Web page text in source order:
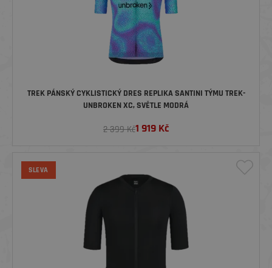
TREK PÁNSKÝ CYKLISTICKÝ DRES REPLIKA SANTINI TÝMU TREK-
UNBROKEN XC, SVĚTLE MODRÁ
2 399 Kč1 919 Kč
SLEVA